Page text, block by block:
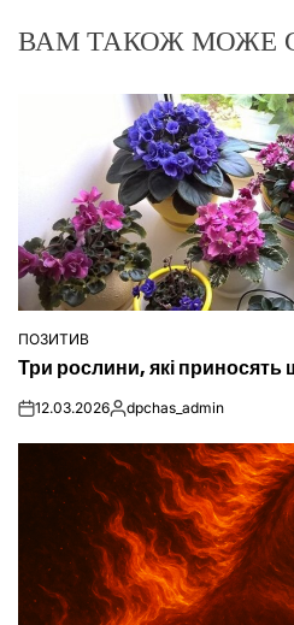
ВАМ ТАКОЖ МОЖЕ
ОПУБЛІКУВАТИ
ПОЗИТИВ
Три рослини, які приносять
on12.03.2026Опубліковано
dpchas_admin